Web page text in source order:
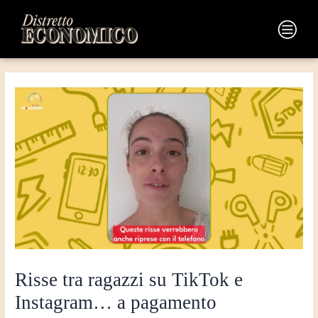
contenuto
Main
Menu
Risse tra ragazzi su TikTok e
Instagram… a pagamento
articoli